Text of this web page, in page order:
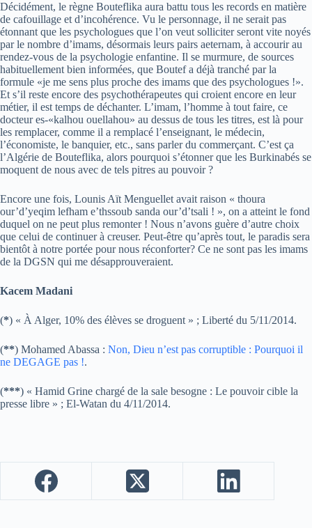
Décidément, le règne Bouteflika aura battu tous les records en matière
de cafouillage et d’incohérence. Vu le personnage, il ne serait pas
étonnant que les psychologues que l’on veut solliciter seront vite noyés
par le nombre d’imams, désormais leurs pairs aeternam, à accourir au
rendez-vous de la psychologie enfantine. Il se murmure, de sources
habituellement bien informées, que Boutef a déjà tranché par la
formule «je me sens plus proche des imams que des psychologues !».
Et s’il reste encore des psychothérapeutes qui croient encore en leur
métier, il est temps de déchanter. L’imam, l’homme à tout faire, ce
docteur es-«kalhou ouellahou» au dessus de tous les titres, est là pour
les remplacer, comme il a remplacé l’enseignant, le médecin,
l’économiste, le banquier, etc., sans parler du commerçant. C’est ça
l’Algérie de Bouteflika, alors pourquoi s’étonner que les Burkinabés se
moquent de nous avec de tels pitres au pouvoir ?
Encore une fois, Lounis Aït Menguellet avait raison « thoura
our’d’yeqim lefham e’thssoub sanda our’d’tsali ! », on a atteint le fond
duquel on ne peut plus remonter ! Nous n’avons guère d’autre choix
que celui de continuer à creuser. Peut-être qu’après tout, le paradis sera
bientôt à notre portée pour nous réconforter? Ce ne sont pas les imams
de la DGSN qui me désapprouveraient.
Kacem Madani
(*) « À Alger, 10% des élèves se droguent » ; Liberté du 5/11/2014.
(**) Mohamed Abassa : Non, Dieu n’est pas corruptible : Pourquoi il
ne DEGAGE pas !.
(***) « Hamid Grine chargé de la sale besogne : Le pouvoir cible la
presse libre » ; El-Watan du 4/11/2014.